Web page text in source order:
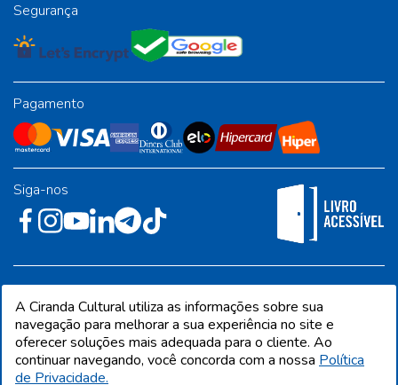
Segurança
Pagamento
Siga-nos
Industrial - Jandira/SP - CEP 06612-001
A Ciranda Cultural utiliza as informações sobre sua
navegação para melhorar a sua experiência no site e
oferecer soluções mais adequada para o cliente. Ao
continuar navegando, você concorda com a nossa Política
de Privacidade.